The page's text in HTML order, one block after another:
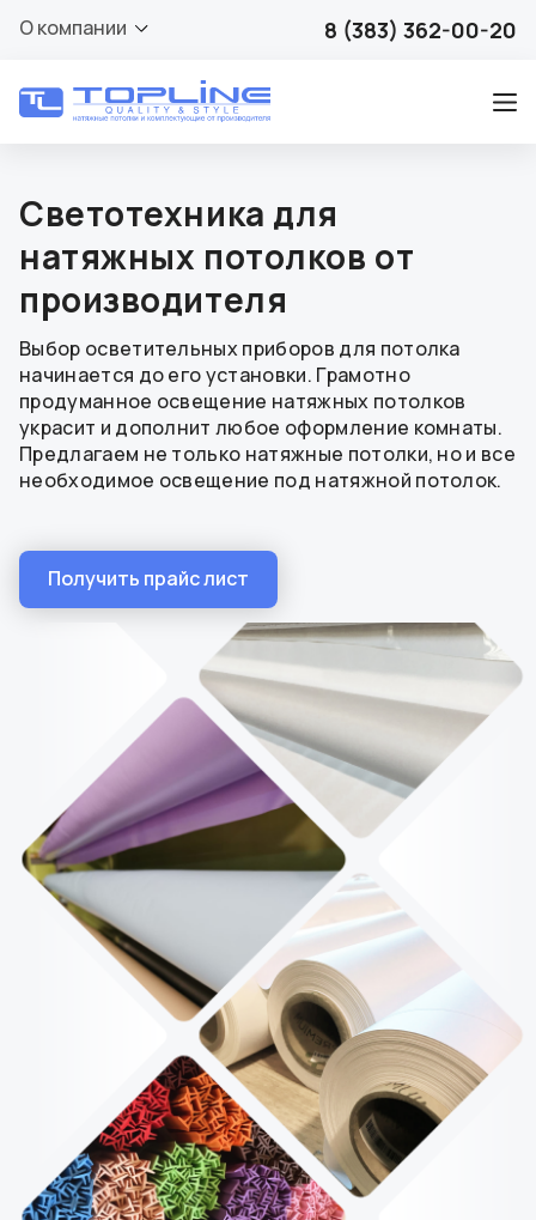
О компании 8 (383) 362-00-20
Светотехника для
натяжных потолков от
производителя
Выбор осветительных приборов для потолка
начинается до его установки. Грамотно
продуманное освещение натяжных потолков
украсит и дополнит любое оформление комнаты.
Предлагаем не только натяжные потолки, но и все
необходимое освещение под натяжной потолок.
Получить прайс лист